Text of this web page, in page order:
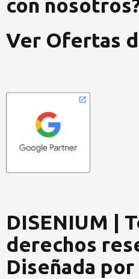
con
Ver Ofertas
DISENIUM |
derechos
Diseñada por